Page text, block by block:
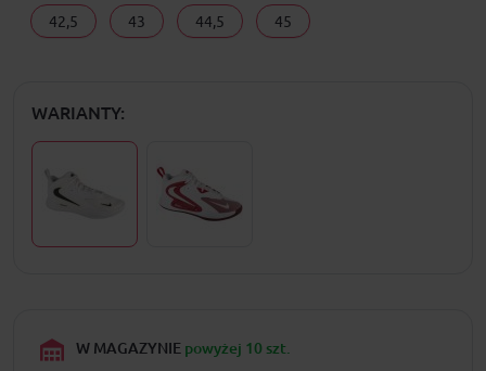
42,5 43 44,5 45
WARIANTY:
W MAGAZYNIE powyżej 10 szt.